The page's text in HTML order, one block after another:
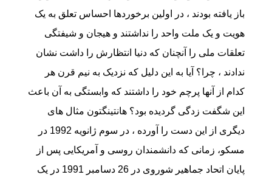
باز یافته بودند ، در اولین برخوردها احساس تعلق به یک
هویت و یک ملت واحد را نداشتند و هیجان و شیفتگی
تعلقات ملی را آنچنان که دنیا انتظارش را داشت نشان
ندادند ، چرا؟ آیا به این دلیل که نزدیک به نیم قرن هر
کدام از آنها پرچم خود را داشتند که وابستگی به آن باعث
این شگفت زدگی گردیده بود؟ هانتینگتون مثال های
دیگری از این دست را آورده ، در سوم ژانویه 1992 در
مسکو، زمانی که دانشمندان روسی و آمریکایی پس از
پایان اتحاد جماهیر شوروی در 26 دسامبر 1991 در یک